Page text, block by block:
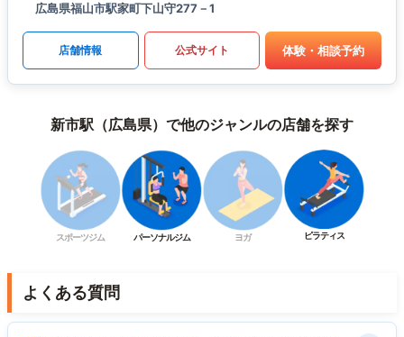
広島県福山市駅家町下山守277－1
店舗情報 公式サイト 体験・相談予約
新市駅（広島県）で他のジャンルの店舗を探す
スポーツジム パーソナルジム ヨガ ピラティス
よくある質問